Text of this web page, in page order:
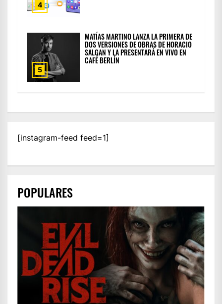
4
5
MATÍAS MARTINO LANZA LA PRIMERA DE
DOS VERSIONES DE OBRAS DE HORACIO
SALGAN Y LA PRESENTARÁ EN VIVO EN
CAFÉ BERLÍN
[instagram-feed feed=1]
POPULARES